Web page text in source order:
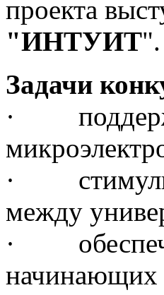
проекта
"ИНТУИТ".
Задачи
·
·
между
·
начинающих